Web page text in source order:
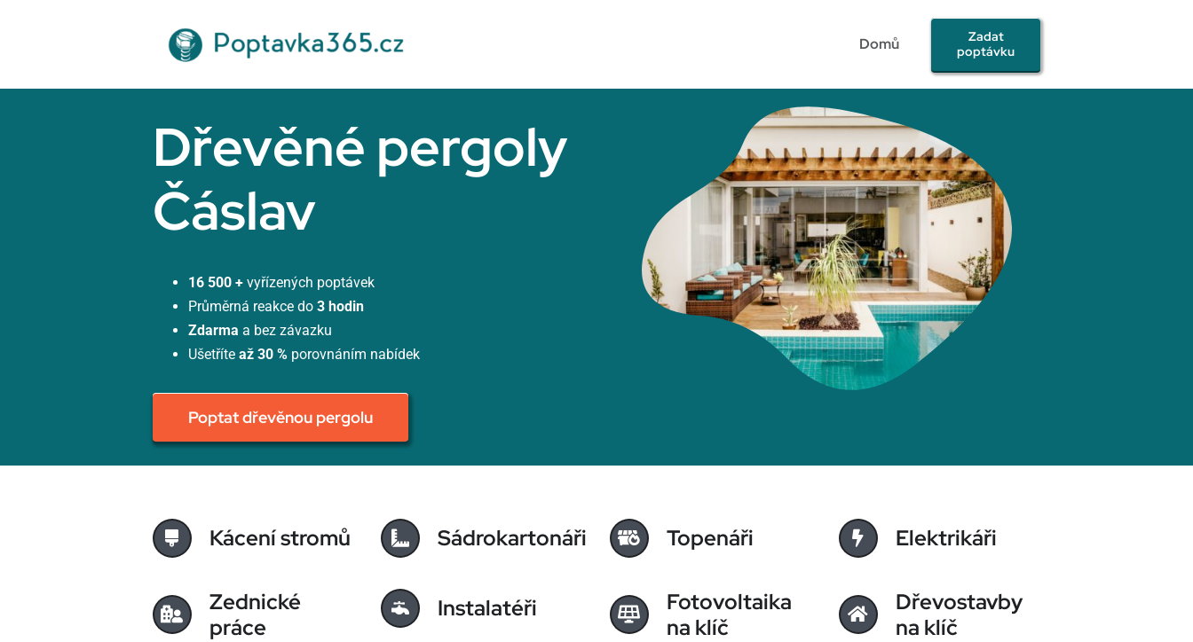
Domů
Zadat
poptávku
Dřevěné pergoly
Čáslav
16 500 + vyřízených poptávek
Průměrná reakce do 3 hodin
Zdarma a bez závazku
Ušetříte až 30 %porovnáním nabídek
Poptat dřevěnou pergolu
Kácení stromů Sádrokartonáři Topenáři Elektrikáři
Zednické
práce
Instalatéři
Fotovoltaika
na klíč
Dřevostavby
na klíč